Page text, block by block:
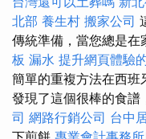
北部 養生村 搬家公司
傳統準備，當您總是在
板 漏水 提升網頁體驗
簡單的重複方法在西班
發現了這個很棒的食譜
司 網路行銷公司 台中